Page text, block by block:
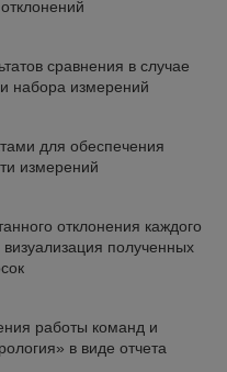
сравнения в случае
набора измерений
для обеспечения
измерений
отклонения каждого
полученных
работы команд и
в виде отчета